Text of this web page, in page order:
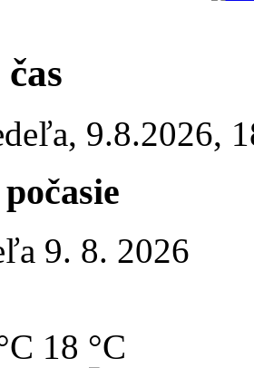
, 9.8.2026,
9. 8. 2026
18 °C